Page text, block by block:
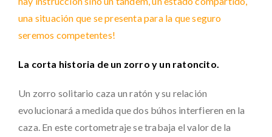
una situación que se presenta para la que seguro
seremos competentes!
La corta historia de un zorro y un ratoncito.
Un zorro solitario caza un ratón y su relación
evolucionará a medida que dos búhos interfieren en la
caza. En este cortometraje se trabaja el valor de la